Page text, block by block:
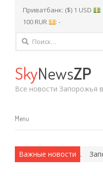
Приватбанк: ($) 1 USD
100 RUR
: -
Найти:
SkyNewsZP
Все новости Запорожья
Menu
Menu
Важные новости
армейские методы.